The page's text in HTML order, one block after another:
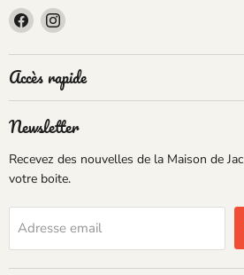
Trouvez-
nous
sur
Facebook
Trouvez-
sur
Instagram
Accès rapide
Newsletter
Recevez des nouvelles de la Maison de
votre boite.
Adresse email